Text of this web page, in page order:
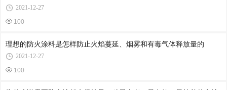
2021-12-27
100
理想的防火涂料是怎样防止火焰蔓延、烟雾和有毒气体释放量的
2021-12-27
100